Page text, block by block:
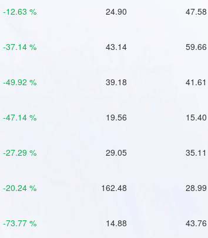
-12.63 % 24.90 47.58
-37.14 % 43.14 59.66
-49.92 % 39.18 41.61
-47.14 % 19.56 15.40
-27.29 % 29.05 35.11
-20.24 % 162.48 28.99
-73.77 % 14.88 43.76